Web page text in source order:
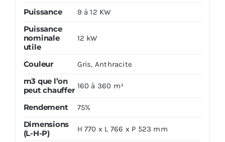
Puissance 9 à 12 KW
Puissance
nominale
utile
12 kW
Couleur Gris, Anthracite
m3 que l’on
peut chauffer 160 à 360 m³
Rendement 75%
Dimensions
(L-H-P)
H 770 x L 766 x P 523 mm